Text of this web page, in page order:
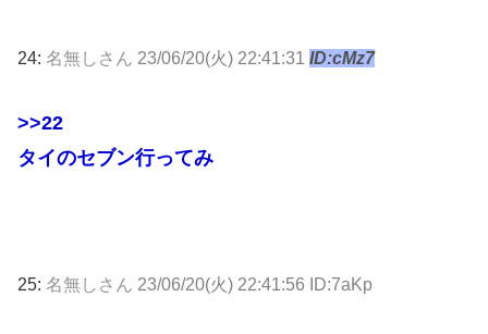
24: 名無しさん 23/06/20(火) 22:41:31 ID:cMz7
>>22
タイのセブン行ってみ
25: 名無しさん 23/06/20(火) 22:41:56 ID:7aKp